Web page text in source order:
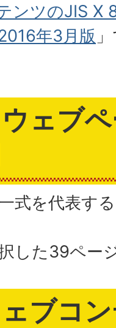
ンツのJIS X
年3月版
ェブ
式を代表す
した39ペー
ブコ